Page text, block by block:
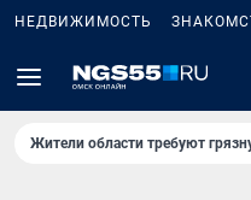
НЕДВИЖИМОСТЬ
Жители области требуют